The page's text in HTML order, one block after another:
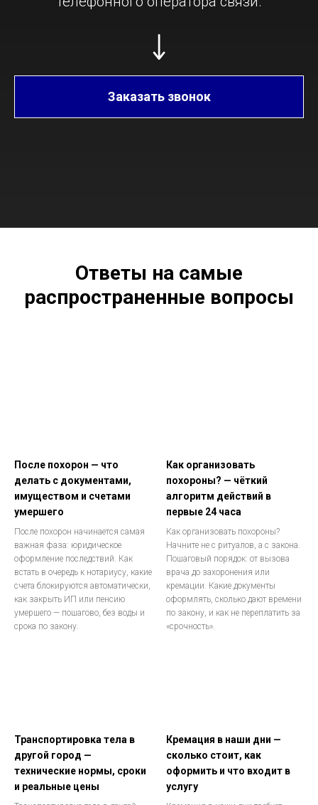
Заказать звонок
Ответы на самые
распространенные вопросы
После похорон — что
делать с документами,
имуществом и счетами
умершего
После похорон начинается самая
важная фаза: юридическое
оформление последствий. Как
встать в очередь к нотариусу, какие
счета блокируются автоматически,
как закрыть ИП или пенсию
умершего — пошагово, без воды и
срока по закону.
Как организовать
похороны? — чёткий
алгоритм действий в
первые 24 часа
Как организовать похороны?
Начните не с ритуалов, а с закона.
Пошаговый порядок: от вызова
врача до захоронения или
кремации. Какие документы
оформлять, сколько дают времени
по закону, и как не переплатить за
«срочность».
Транспортировка тела в
другой город —
технические нормы, сроки
и реальные цены
Кремация в наши дни —
сколько стоит, как
оформить и что входит в
услугу